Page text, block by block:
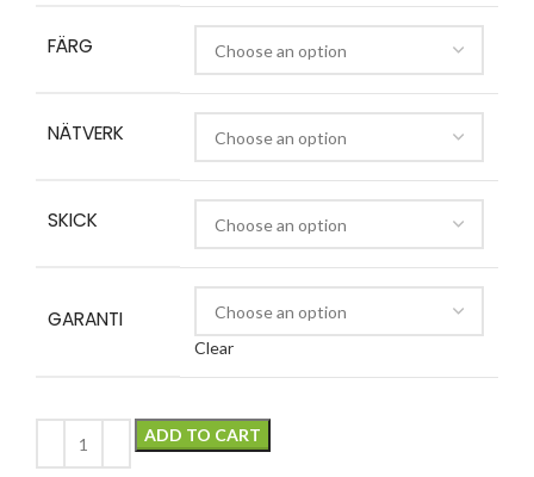
FÄRG
NÄTVERK
SKICK
GARANTI
Clear
ADD TO CART